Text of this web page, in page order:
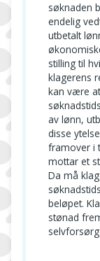
søknaden
endelig
utbetalt
stilling til
klagerens
kan være
av lønn,
disse
framover i
mottar et
Da må
beløpet.
stønad